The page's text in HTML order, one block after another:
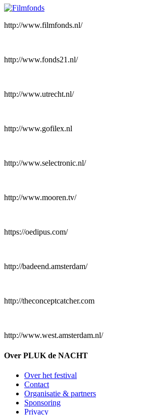
http://www.filmfonds.nl/
http://www.fonds21.nl/
http://www.utrecht.nl/
http://www.gofilex.nl
http://www.selectronic.nl/
http://www.mooren.tv/
https://oedipus.com/
http://badeend.amsterdam/
http://theconceptcatcher.com
http://www.west.amsterdam.nl/
Over PLUK de NACHT
Over het festival
Contact
Organisatie & partners
Sponsoring
Privacy